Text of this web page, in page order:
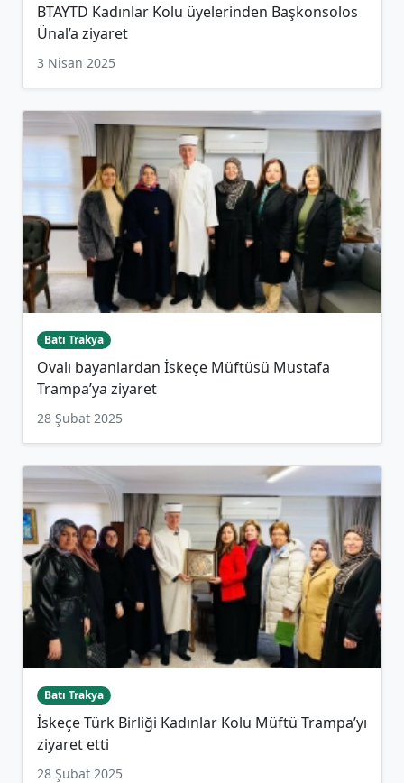
BTAYTD Kadınlar Kolu üyelerinden Başkonsolos
Ünal’a ziyaret
3 Nisan 2025
Batı Trakya
Ovalı bayanlardan İskeçe Müftüsü Mustafa
Trampa’ya ziyaret
28 Şubat 2025
Batı Trakya
İskeçe Türk Birliği Kadınlar Kolu Müftü Trampa’yı
ziyaret etti
28 Şubat 2025